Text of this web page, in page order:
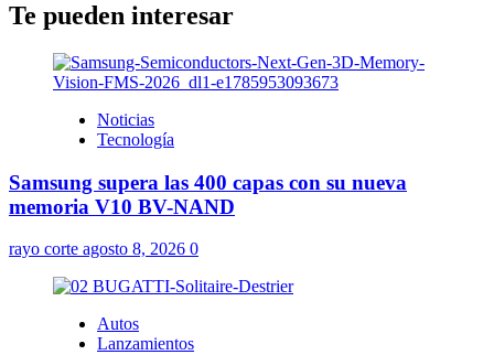
Te pueden interesar
Noticias
Tecnología
Samsung supera las 400 capas con su nueva
memoria V10 BV-NAND
rayo corte agosto 8, 2026 0
Autos
Lanzamientos